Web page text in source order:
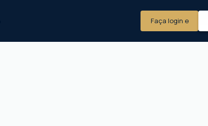
Faça login e